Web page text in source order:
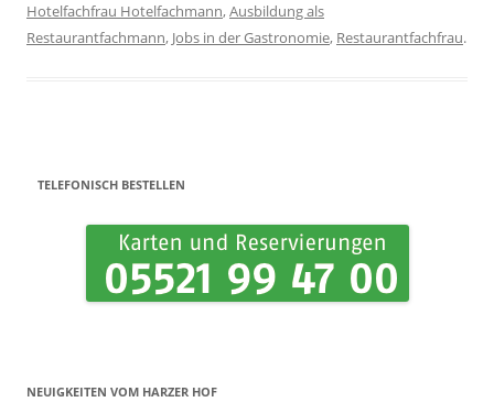
Hotelfachfrau Hotelfachmann,Ausbildung als
Restaurantfachmann, Jobs in der Gastronomie, Restaurantfachfrau.
TELEFONISCH BESTELLEN
NEUIGKEITEN VOM HARZER HOF